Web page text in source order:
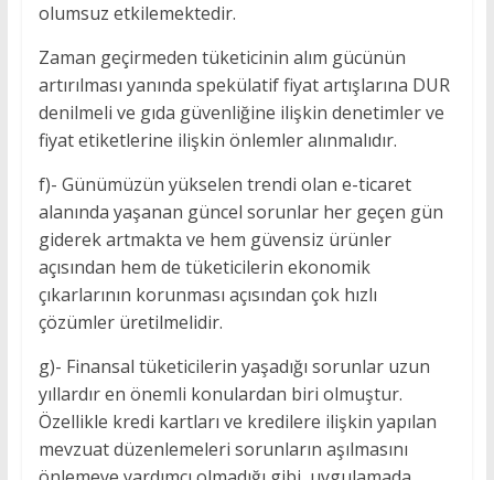
olumsuz etkilemektedir.
Zaman geçirmeden tüketicinin alım gücünün
artırılması yanında spekülatif fiyat artışlarına DUR
denilmeli ve gıda güvenliğine ilişkin denetimler ve
fiyat etiketlerine ilişkin önlemler alınmalıdır.
f)- Günümüzün yükselen trendi olan e-ticaret
alanında yaşanan güncel sorunlar her geçen gün
giderek artmakta ve hem güvensiz ürünler
açısından hem de tüketicilerin ekonomik
çıkarlarının korunması açısından çok hızlı
çözümler üretilmelidir.
g)- Finansal tüketicilerin yaşadığı sorunlar uzun
yıllardır en önemli konulardan biri olmuştur.
Özellikle kredi kartları ve kredilere ilişkin yapılan
mevzuat düzenlemeleri sorunların aşılmasını